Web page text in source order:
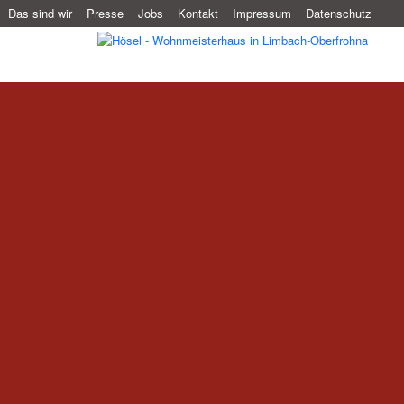
Das sind wir Presse Jobs Kontakt Impressum Datenschutz